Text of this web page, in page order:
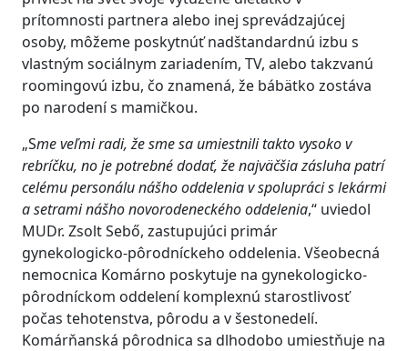
prítomnosti partnera alebo inej sprevádzajúcej
osoby, môžeme poskytnúť nadštandardnú izbu s
vlastným sociálnym zariadením, TV, alebo takzvanú
roomingovú izbu, čo znamená, že bábätko zostáva
po narodení s mamičkou.
„Sme veľmi radi, že sme sa umiestnili takto vysoko v
rebríčku, no je potrebné dodať, že najväčšia zásluha patrí
celému personálu nášho oddelenia v spolupráci s lekármi
a setrami nášho novorodeneckého oddelenia,“ uviedol
MUDr. Zsolt Sebő, zastupujúci primár
gynekologicko-pôrodníckeho oddelenia. Všeobecná
nemocnica Komárno poskytuje na gynekologicko-
pôrodníckom oddelení komplexnú starostlivosť
počas tehotenstva, pôrodu a v šestonedelí.
Komárňanská pôrodnica sa dlhodobo umiestňuje na